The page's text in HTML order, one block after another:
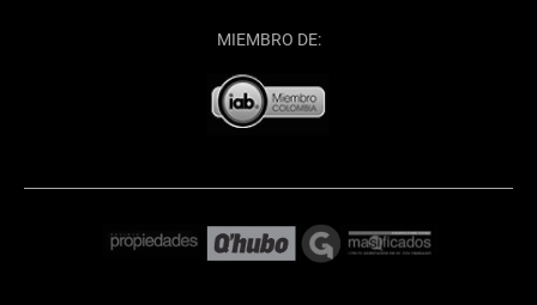
MIEMBRO DE: